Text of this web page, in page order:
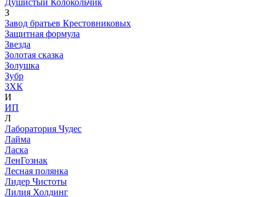
Душистый Колокольчик
З
Завод братьев Крестовниковых
Защитная формула
Звезда
Золотая сказка
Золушка
Зубр
ЗХК
И
ИП
Л
Лаборатория Чудес
Лайма
Ласка
ЛенГознак
Лесная полянка
Лидер Чистоты
Лилия Холдинг